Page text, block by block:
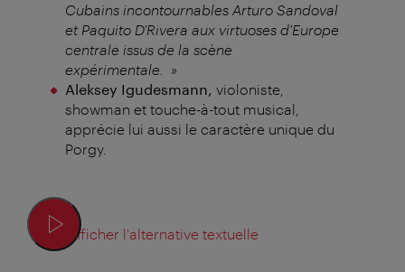
Cubains incontournables Arturo Sandoval
et Paquito D’Rivera aux virtuoses d'Europe
centrale issus de la scène
expérimentale. »
Aleksey Igudesmann, violoniste,
showman et touche-à-tout musical,
apprécie lui aussi le caractère unique du
Porgy.
Afficher l'alternative textuelle